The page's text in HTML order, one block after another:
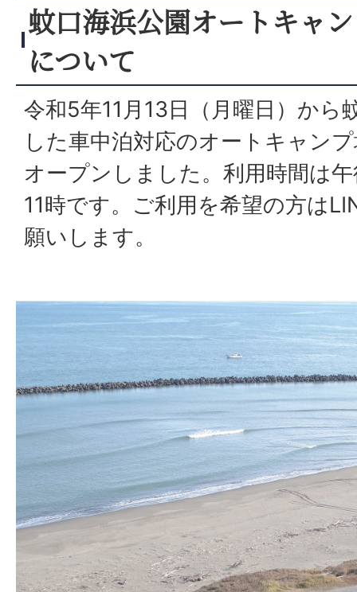
蚊口海浜公園オートキャ
について
令和5年11月13日（月曜日）から
した車中泊対応のオートキャン
オープンしました。利用時間は
11時です。ご利用を希望の方は
願いします。